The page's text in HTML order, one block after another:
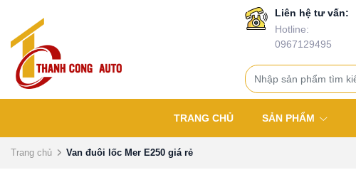
Liên hệ tư vấn:
Hotline:
0967129495
TRANG CHỦ SẢN PHẨM
Trang chủ Van đuôi lốc Mer E250 giá rẻ